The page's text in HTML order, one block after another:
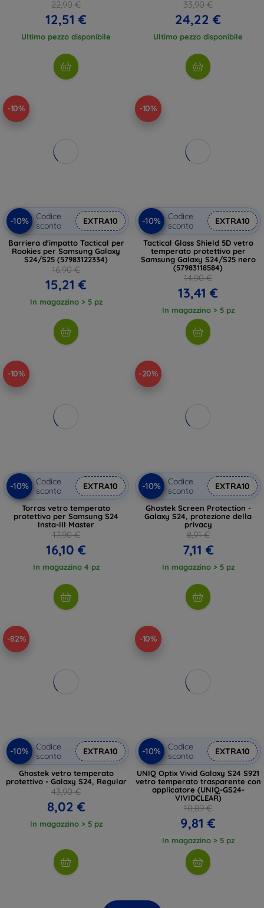
22,90 €
12,51 €
Ultimo pezzo disponibile
33,90 €
24,22 €
Ultimo pezzo disponibile
-10%
-10%
Codice
sconto
EXTRA10
Barriera d'impatto Tactical per
Rookies per Samsung Galaxy
S24/S25 (57983122334)
16,90 €
15,21 €
In magazzino > 5 pz
-10%
-10%
Codice
sconto
EXTRA10
Tactical Glass Shield 5D vetro
temperato protettivo per
Samsung Galaxy S24/S25 nero
(57983118584)
14,90 €
13,41 €
In magazzino > 5 pz
-10%
-10%
Codice
sconto
EXTRA10
Torras vetro temperato
protettivo per Samsung S24
Insta-III Master
17,90 €
16,10 €
In magazzino 4 pz
-20%
-10%
Codice
sconto
EXTRA10
Ghostek Screen Protection -
Galaxy S24, protezione della
privacy
8,91 €
7,11 €
In magazzino > 5 pz
-82%
-10%
Codice
sconto
EXTRA10
Ghostek vetro temperato
protettivo - Galaxy S24, Regular
43,90 €
8,02 €
In magazzino > 5 pz
-10%
-10%
Codice
sconto
EXTRA10
UNIQ Optix Vivid Galaxy S24 S921
vetro temperato trasparente con
applicatore (UNIQ-GS24-
VIVIDCLEAR)
10,89 €
9,81 €
In magazzino > 5 pz